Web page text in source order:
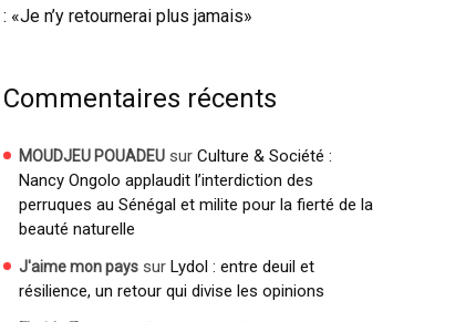
: «Je n’y retournerai plus jamais»
Commentaires récents
MOUDJEU POUADEU sur Culture & Société :
Nancy Ongolo applaudit l’interdiction des
perruques au Sénégal et milite pour la fierté de la
beauté naturelle
J'aime mon pays sur Lydol : entre deuil et
résilience, un retour qui divise les opinions